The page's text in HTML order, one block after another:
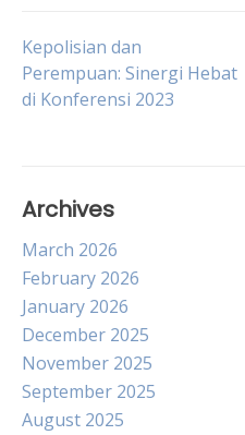
Post
navigation
Kepolisian dan
Perempuan: Sinergi Hebat
di Konferensi 2023
Archives
March 2026
February 2026
January 2026
December 2025
November 2025
September 2025
August 2025